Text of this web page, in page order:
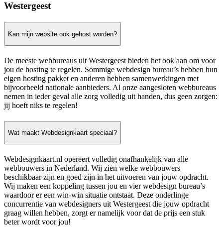
Westergeest
Kan mijn website ook gehost worden?
De meeste webbureaus uit Westergeest bieden het ook aan om voor
jou de hosting te regelen. Sommige webdesign bureau’s hebben hun
eigen hosting pakket en anderen hebben samenwerkingen met
bijvoorbeeld nationale aanbieders. Al onze aangesloten webbureaus
nemen in ieder geval alle zorg volledig uit handen, dus geen zorgen:
jij hoeft niks te regelen!
Wat maakt Webdesignkaart speciaal?
Webdesignkaart.nl opereert volledig onafhankelijk van alle
webbouwers in Nederland. Wij zien welke webbouwers
beschikbaar zijn en goed zijn in het uitvoeren van jouw opdracht.
Wij maken een koppeling tussen jou en vier webdesign bureau’s
waardoor er een win-win situatie ontstaat. Deze onderlinge
concurrentie van webdesigners uit Westergeest die jouw opdracht
graag willen hebben, zorgt er namelijk voor dat de prijs een stuk
beter wordt voor jou!